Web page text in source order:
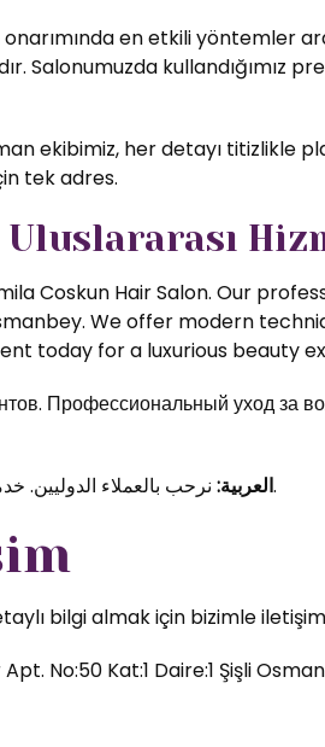
onarımında en etkili yöntemler
Salonumuzda kullandığımız
ekibimiz, her detayı titizlikle
tek adres.
Coskun Hair Salon. Our
We offer modern
today for a luxurious beauty
Профессиональный уход за
العربية:نرحب بالعملاء الدوليين. خدمات تصفيف الشعر والمكياج الاحترافي في قلب اسطنبول.
bilgi almak için bizimle
No:50 Kat:1 Daire:1 Şişli